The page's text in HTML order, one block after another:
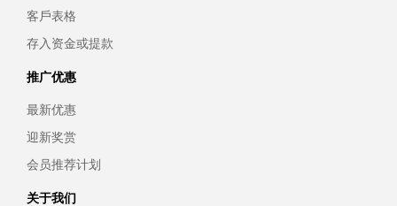
客戶表格
存入资金或提款
推广优惠
最新优惠
迎新奖赏
会员推荐计划
关于我们